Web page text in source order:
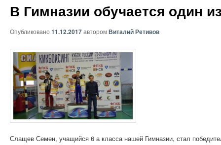
В Гимназии обучается один
Опубликовано 11.12.2017авторомВиталий Ретивов
Слащев Семен, учащийся 6 а класса нашей Гимназии, стал